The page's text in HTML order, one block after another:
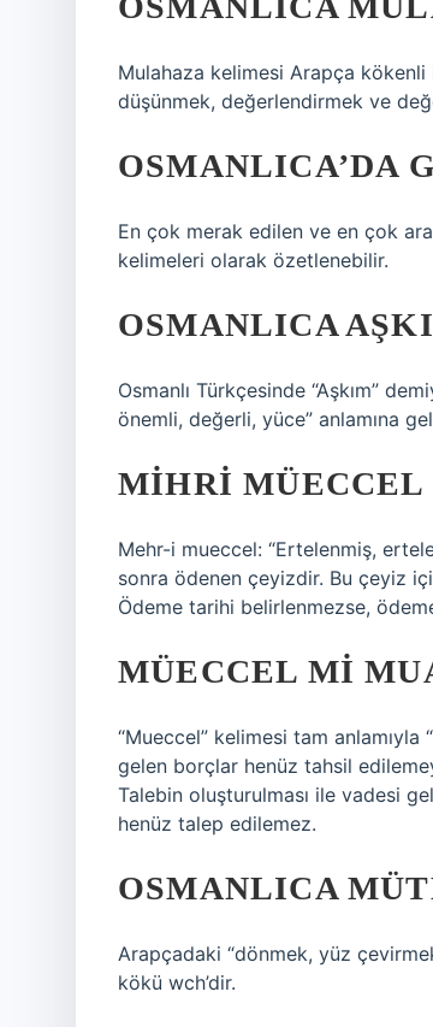
Mulahaza kelimesi Arapça kökenli
düşünmek, değerlendirmek ve
OSMANLICA’DA
En çok merak edilen ve en çok
kelimeleri olarak özetlenebilir.
OSMANLICA
Osmanlı Türkçesinde “Aşkım”
önemli, değerli, yüce” anlamına
MIHRI MÜECCEL
Mehr-i mueccel: “Ertelenmiş,
sonra ödenen çeyizdir. Bu çeyiz
Ödeme tarihi belirlenmezse,
MÜECCEL MI
“Mueccel” kelimesi tam anlamıyla
gelen borçlar henüz tahsil
Talebin oluşturulması ile vadesi
henüz talep edilemez.
OSMANLICA
Arapçadaki “dönmek, yüz
kökü wch’dir.